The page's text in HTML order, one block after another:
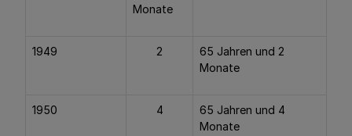
Monate
1949 2
65 Jahren und 2
Monate
1950 4
65 Jahren und 4
Monate